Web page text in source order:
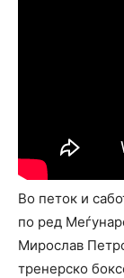
Вo петок и
по ред
Мирослав
тренерско